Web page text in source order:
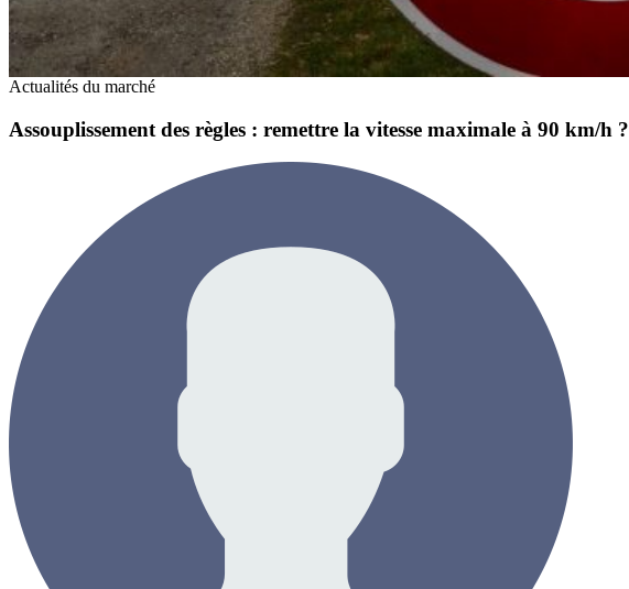
Actualités du marché
Assouplissement des règles : remettre la vitesse maximale à 90 km/h ?